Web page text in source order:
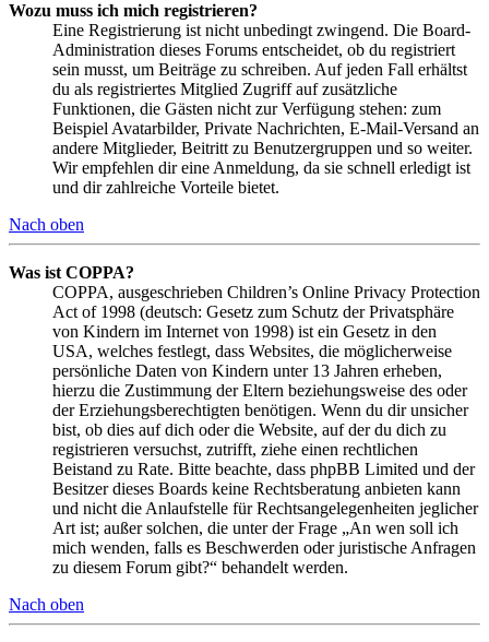
Wozu muss ich mich registrieren?
Eine Registrierung ist nicht unbedingt zwingend. Die Board-
Administration dieses Forums entscheidet, ob du registriert
sein musst, um Beiträge zu schreiben. Auf jeden Fall erhältst
du als registriertes Mitglied Zugriff auf zusätzliche
Funktionen, die Gästen nicht zur Verfügung stehen: zum
Beispiel Avatarbilder, Private Nachrichten, E-Mail-Versand an
andere Mitglieder, Beitritt zu Benutzergruppen und so weiter.
Wir empfehlen dir eine Anmeldung, da sie schnell erledigt ist
und dir zahlreiche Vorteile bietet.
Nach oben
Was ist COPPA?
COPPA, ausgeschrieben Children’s Online Privacy Protection
Act of 1998 (deutsch: Gesetz zum Schutz der Privatsphäre
von Kindern im Internet von 1998) ist ein Gesetz in den
USA, welches festlegt, dass Websites, die möglicherweise
persönliche Daten von Kindern unter 13 Jahren erheben,
hierzu die Zustimmung der Eltern beziehungsweise des oder
der Erziehungsberechtigten benötigen. Wenn du dir unsicher
bist, ob dies auf dich oder die Website, auf der du dich zu
registrieren versuchst, zutrifft, ziehe einen rechtlichen
Beistand zu Rate. Bitte beachte, dass phpBB Limited und der
Besitzer dieses Boards keine Rechtsberatung anbieten kann
und nicht die Anlaufstelle für Rechtsangelegenheiten jeglicher
Art ist; außer solchen, die unter der Frage „An wen soll ich
mich wenden, falls es Beschwerden oder juristische Anfragen
zu diesem Forum gibt?“ behandelt werden.
Nach oben